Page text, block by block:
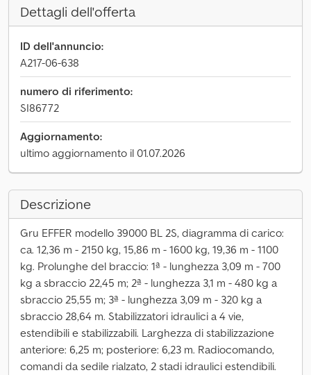
Dettagli dell'offerta
ID dell'annuncio:
A217-06-638
numero di riferimento:
SI86772
Aggiornamento:
ultimo aggiornamento il 01.07.2026
Descrizione
Gru EFFER modello 39000 BL 2S, diagramma di carico:
ca. 12,36 m - 2150 kg, 15,86 m - 1600 kg, 19,36 m - 1100
kg. Prolunghe del braccio: 1ª - lunghezza 3,09 m - 700
kg a sbraccio 22,45 m; 2ª - lunghezza 3,1 m - 480 kg a
sbraccio 25,55 m; 3ª - lunghezza 3,09 m - 320 kg a
sbraccio 28,64 m. Stabilizzatori idraulici a 4 vie,
estendibili e stabilizzabili. Larghezza di stabilizzazione
anteriore: 6,25 m; posteriore: 6,23 m. Radiocomando,
comandi da sedile rialzato, 2 stadi idraulici estendibili.